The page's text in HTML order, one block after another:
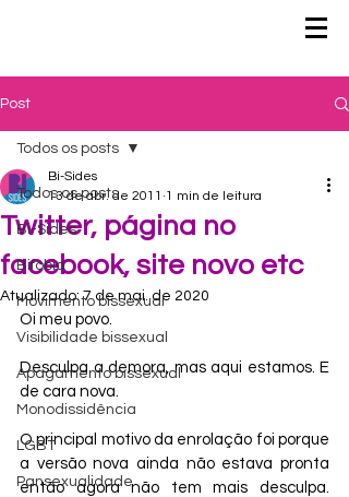
Post
Todos os posts
Bi-Sides
Bifobia
Movimento bissexual
Visibilidade bissexual
Apagamento bissexual
Monodissidência
LGBT
Pansexualidade
Todos os posts
Twitter, página no
facebook, site novo etc
Bi-Sides
13 de abr. de 2011 1 min de leitura
Atualizado:7 de mai. de 2020
Oi meu povo.
Desculpa a demora, mas aqui estamos. E
de cara nova.
O principal motivo da enrolação foi porque
a versão nova ainda não estava pronta
então agora não tem mais desculpa.